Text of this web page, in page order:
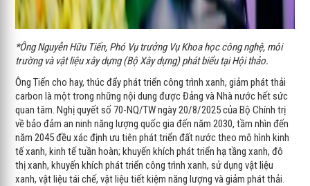
*Ông Nguyễn Hữu Tiến, Phó Vụ trưởng Vụ Khoa học công nghệ, môi
trường và vật liệu xây dựng (Bộ Xây dựng) phát biểu tại Hội thảo.
Ông Tiến cho hay, thúc đẩy phát triển công trình xanh, giảm phát thải
carbon là một trong những nội dung được Đảng và Nhà nước hết sức
quan tâm. Nghị quyết số 70-NQ/TW ngày 20/8/2025 của Bộ Chính trị
về bảo đảm an ninh năng lượng quốc gia đến năm 2030, tầm nhìn đến
năm 2045 đều xác định ưu tiên phát triển đất nước theo mô hình kinh
tế xanh, kinh tế tuần hoàn; khuyến khích phát triển hạ tầng xanh, đô
thị xanh, khuyến khích phát triển công trình xanh, sử dụng vật liệu
xanh, vật liệu tái chế, vật liệu tiết kiệm năng lượng và giảm phát thải.